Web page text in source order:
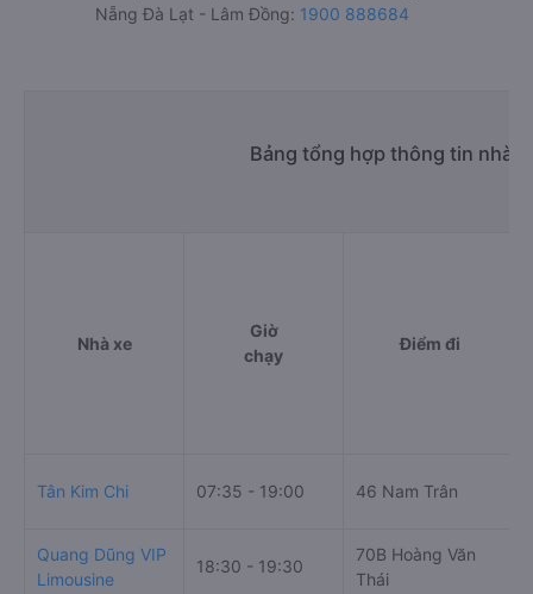
Nẵng Đà Lạt - Lâm Đồng: 1900 888684
Bảng tổng hợp thông tin nhà
Nhà xe
Giờ
chạy
Điểm đi
Tân Kim Chi 07:35 - 19:00 46 Nam Trân
Quang Dũng VIP
Limousine
18:30 - 19:30
70B Hoàng Văn
Thái